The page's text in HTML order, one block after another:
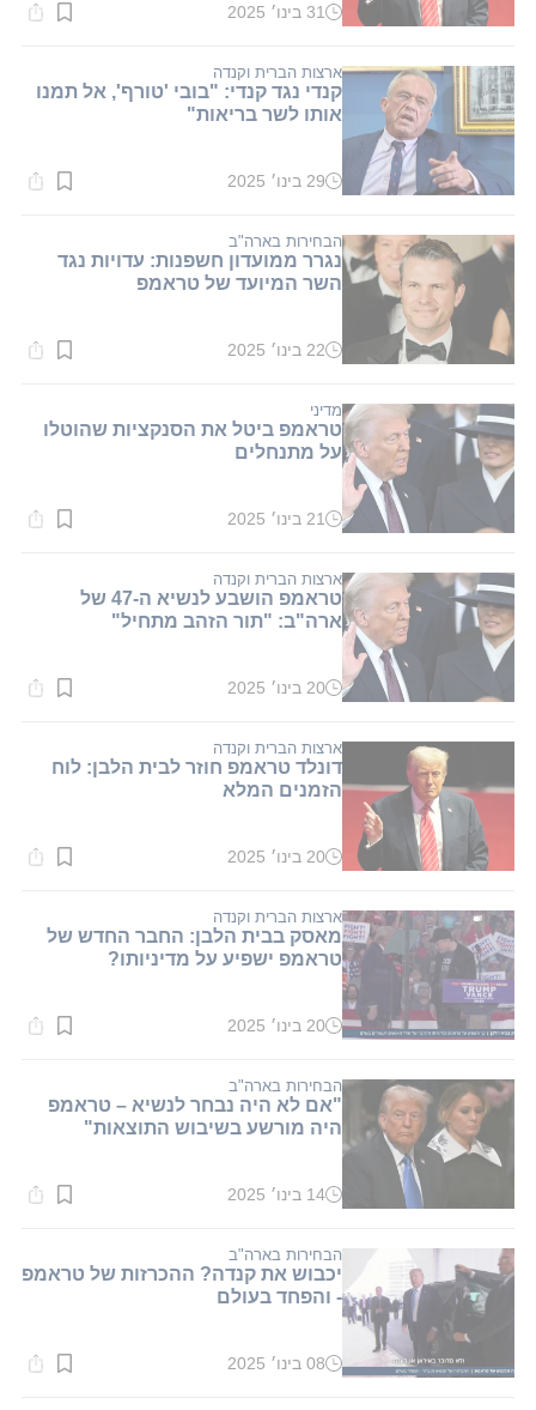
זמן
דקות.
31 בינו׳ 2025
ארצות הברית וקנדה
קנדי נגד קנדי: "בובי 'טורף', אל תמנו
אותו לשר בריאות"
זמן
דקות.
29 בינו׳ 2025
הבחירות בארה"ב
נגרר ממועדון חשפנות: עדויות נגד
השר המיועד של טראמפ
זמן
דקות.
22 בינו׳ 2025
מדיני
טראמפ ביטל את הסנקציות שהוטלו
על מתנחלים
זמן
דקות.
21 בינו׳ 2025
ארצות הברית וקנדה
טראמפ הושבע לנשיא ה-47 של
ארה"ב: "תור הזהב מתחיל"
זמן
דקות.
20 בינו׳ 2025
ארצות הברית וקנדה
דונלד טראמפ חוזר לבית הלבן: לוח
הזמנים המלא
זמן
דקות.
20 בינו׳ 2025
ארצות הברית וקנדה
מאסק בבית הלבן: החבר החדש של
טראמפ ישפיע על מדיניותו?
זמן
דקות.
20 בינו׳ 2025
הבחירות בארה"ב
"אם לא היה נבחר לנשיא – טראמפ
היה מורשע בשיבוש התוצאות"
זמן
דקות.
14 בינו׳ 2025
הבחירות בארה"ב
יכבוש את קנדה? ההכרזות של טראמפ
- והפחד בעולם
זמן08 בינו׳ 2025